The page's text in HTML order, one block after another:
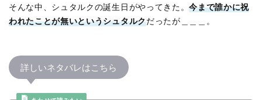
そんな中、シュタルクの誕生日がやってきた。今まで誰かに祝
われたことが無いというシュタルクだったが＿＿＿。
詳しいネタバレはこちら